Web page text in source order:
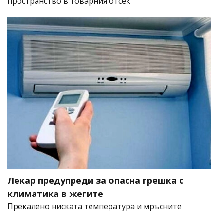
Лекар предупреди за опасна грешка с
климатика в жегите
Прекалено ниската температура и мръсните